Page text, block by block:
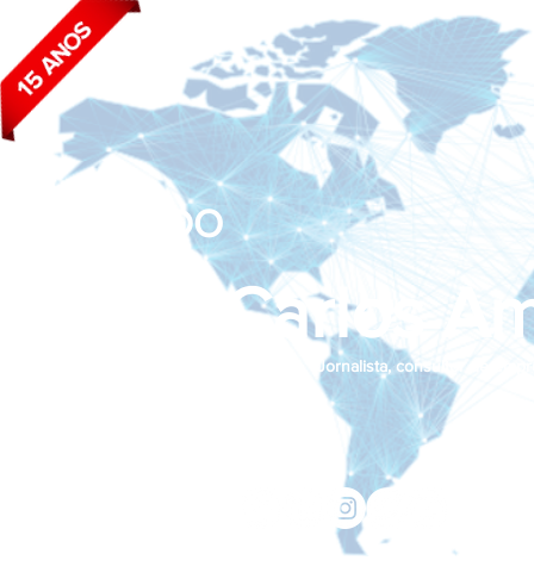
João Carlos
BLOG DO
Jornalista, consultor de